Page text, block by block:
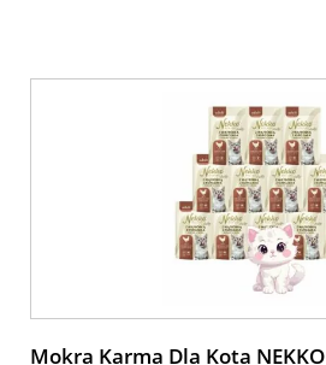
Mokra Karma Dla Kota